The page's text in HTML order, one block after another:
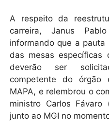
A respeito da
carreira, Janus
informando que a
das mesas específicas
deverão ser
competente do
MAPA, e relembrou o
ministro Carlos Fávaro
junto ao MGI no